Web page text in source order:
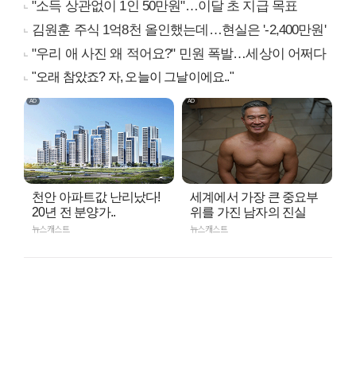
"소득 상관없이 1인 50만원"…이달 초 지급 목표
김원훈 주식 1억8천 올인했는데…현실은 '-2,400만원'
"우리 애 사진 왜 적어요?" 민원 폭발…세상이 어쩌다
"오래 참았죠? 자, 오늘이 그날이에요.."
천안 아파트값 난리났다!
20년 전 분양가..
뉴스캐스트
세계에서 가장 큰 중요부
위를 가진 남자의 진실
뉴스캐스트